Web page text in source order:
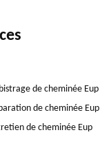
de cheminée Eup
de cheminée Eup
de cheminée Eup